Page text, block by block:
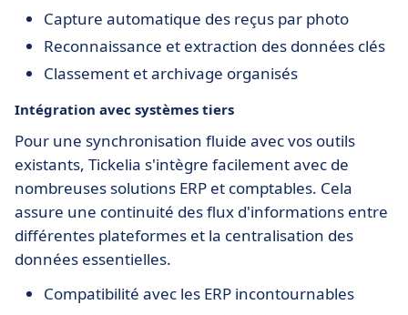
Capture automatique des reçus par photo
Reconnaissance et extraction des données clés
Classement et archivage organisés
Intégration avec systèmes tiers
Pour une synchronisation fluide avec vos outils
existants, Tickelia s'intègre facilement avec de
nombreuses solutions ERP et comptables. Cela
assure une continuité des flux d'informations entre
différentes plateformes et la centralisation des
données essentielles.
Compatibilité avec les ERP incontournables